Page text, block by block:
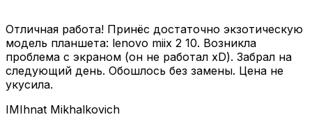
Отличная работа! Принёс достаточно экзотическую
модель планшета: lenovo miix 2 10. Возникла
проблема с экраном (он не работал xD). Забрал на
следующий день. Обошлось без замены. Цена не
укусила.
IMIhnat Mikhalkovich